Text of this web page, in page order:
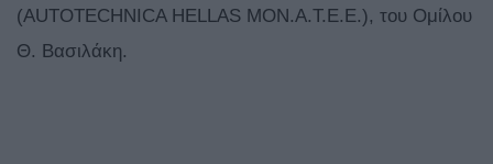
(AUTOTECHNICA HELLAS ΜΟΝ.A.T.E.E.), του Ομίλου
Θ. Βασιλάκη.